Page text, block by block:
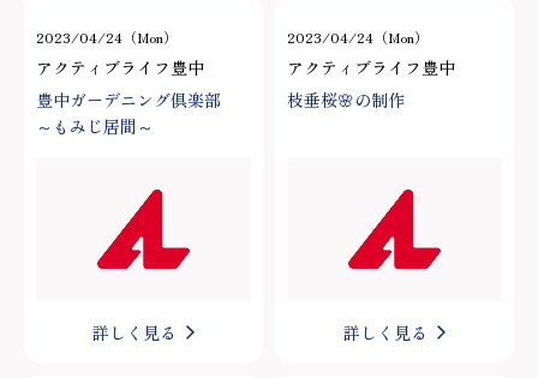
2023/04/24（Mon）
アクティブライフ豊中
豊中ガーデニング倶楽部
～もみじ居間～
詳しく見る
2023/04/24（Mon）
アクティブライフ豊中
枝垂桜🌸の制作
詳しく見る